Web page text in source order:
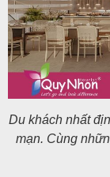
Du khách nhất
mạn. Cùng